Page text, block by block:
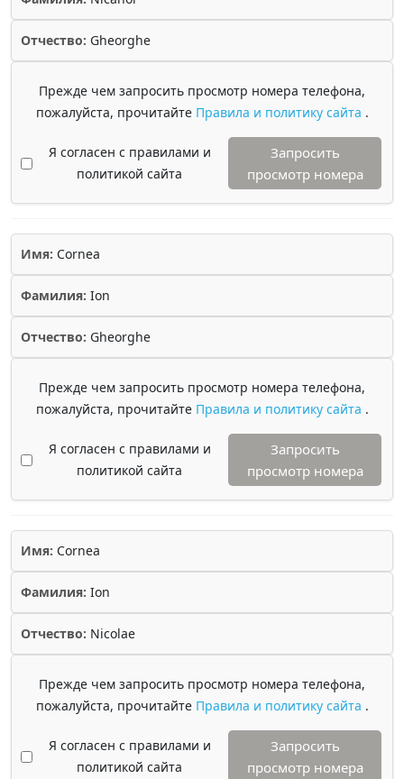
Отчество: Gheorghe
Прежде чем запросить просмотр номера телефона,
пожалуйста, прочитайте Правила и политику сайта .
Я согласен с правилами и
политикой сайта
Запросить
просмотр номера
Имя: Cornea
Фамилия: Ion
Отчество: Gheorghe
Прежде чем запросить просмотр номера телефона,
пожалуйста, прочитайте Правила и политику сайта .
Я согласен с правилами и
политикой сайта
Запросить
просмотр номера
Имя: Cornea
Фамилия: Ion
Отчество: Nicolae
Прежде чем запросить просмотр номера телефона,
пожалуйста, прочитайте Правила и политику сайта .
Я согласен с правилами и
политикой сайта
Запросить
просмотр номера